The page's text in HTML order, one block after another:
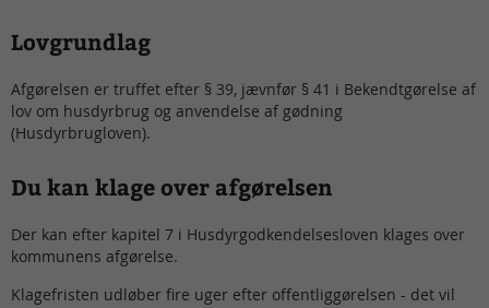
Lovgrundlag
Afgørelsen er truffet efter § 39, jævnfør § 41 i Bekendtgørelse af
lov om husdyrbrug og anvendelse af gødning
(Husdyrbrugloven).
Du kan klage over afgørelsen
Der kan efter kapitel 7 i Husdyrgodkendelsesloven klages over
kommunens afgørelse.
Klagefristen udløber fire uger efter offentliggørelsen - det vil